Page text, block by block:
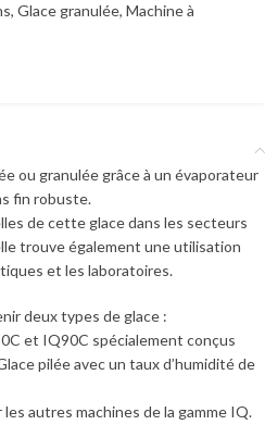
, Glace granulée, Machine à
ou granulée grâce à un évaporateur
fin robuste.
de cette glace dans les secteurs
trouve également une utilisation
et les laboratoires.
deux types de glace :
et IQ90C spécialement conçus
pilée avec un taux d’humidité de
autres machines de la gamme IQ.